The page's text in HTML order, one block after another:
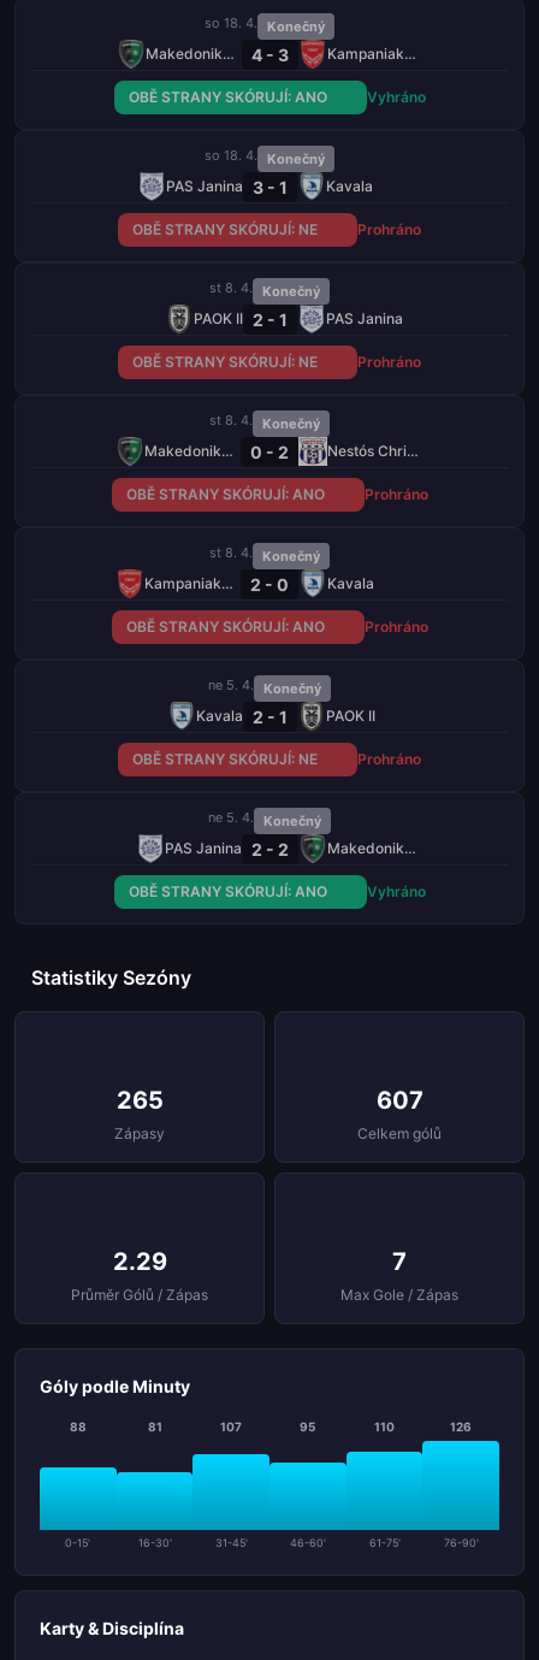
so 18. 4. Konečný
Makedonikos Neapolis 4 - 3 Kampaniakos Chalastra
OBĚ STRANY SKÓRUJÍ: ANO Vyhráno
so 18. 4. Konečný
PAS Janina 3 - 1 Kavala
OBĚ STRANY SKÓRUJÍ: NE Prohráno
st 8. 4. Konečný
PAOK II 2 - 1 PAS Janina
OBĚ STRANY SKÓRUJÍ: NE Prohráno
st 8. 4. Konečný
Makedonikos Neapolis 0 - 2 Nestós Chrisoupolis
OBĚ STRANY SKÓRUJÍ: ANO Prohráno
st 8. 4. Konečný
Kampaniakos Chalastra 2 - 0 Kavala
OBĚ STRANY SKÓRUJÍ: ANO Prohráno
ne 5. 4. Konečný
Kavala 2 - 1 PAOK II
OBĚ STRANY SKÓRUJÍ: NE Prohráno
ne 5. 4. Konečný
PAS Janina 2 - 2 Makedonikos Neapolis
OBĚ STRANY SKÓRUJÍ: ANO Vyhráno
Statistiky Sezóny
265
Zápasy
607
Celkem gólů
2.29
Průměr Gólů / Zápas
7
Max Gole / Zápas
Góly podle Minuty
88
0-15'
81
16-30'
107
31-45'
95
46-60'
110
61-75'
126
76-90'
Karty & Disciplína